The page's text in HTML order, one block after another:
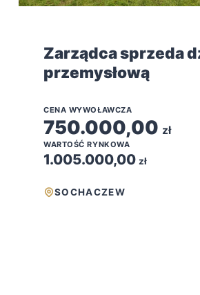
Zarządca sprzeda
przemysłową
CENA WYWOŁAWCZA
750.000,00 zł
WARTOŚĆ RYNKOWA
1.005.000,00 zł
SOCHACZEW